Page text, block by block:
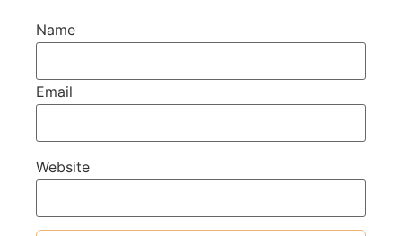
Name
Email
Website